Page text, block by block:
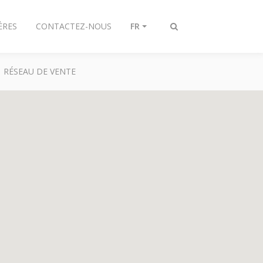
Toggle
CONTACTEZ-NOUS FR
RÉSEAU DE VENTE